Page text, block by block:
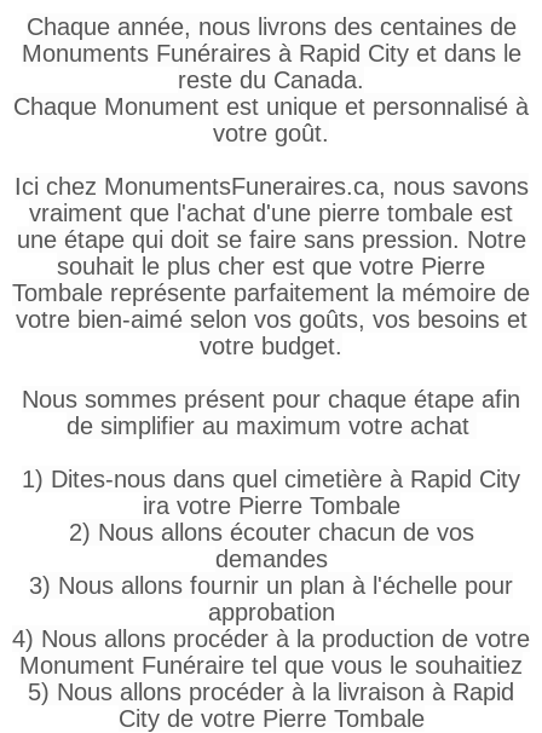
Chaque année, nous livrons des centaines de
Monuments Funéraires à Rapid City et dans le
reste du Canada.
Chaque Monument est unique et personnalisé à
votre goût.
Ici chez MonumentsFuneraires.ca, nous savons
vraiment que l'achat d'une pierre tombale est
une étape qui doit se faire sans pression. Notre
souhait le plus cher est que votre Pierre
Tombale représente parfaitement la mémoire de
votre bien-aimé selon vos goûts, vos besoins et
votre budget.
Nous sommes présent pour chaque étape afin
de simplifier au maximum votre achat
1) Dites-nous dans quel cimetière à Rapid City
ira votre Pierre Tombale
2) Nous allons écouter chacun de vos
demandes
3) Nous allons fournir un plan à l'échelle pour
approbation
4) Nous allons procéder à la production de votre
Monument Funéraire tel que vous le souhaitiez
5) Nous allons procéder à la livraison à Rapid
City de votre Pierre Tombale